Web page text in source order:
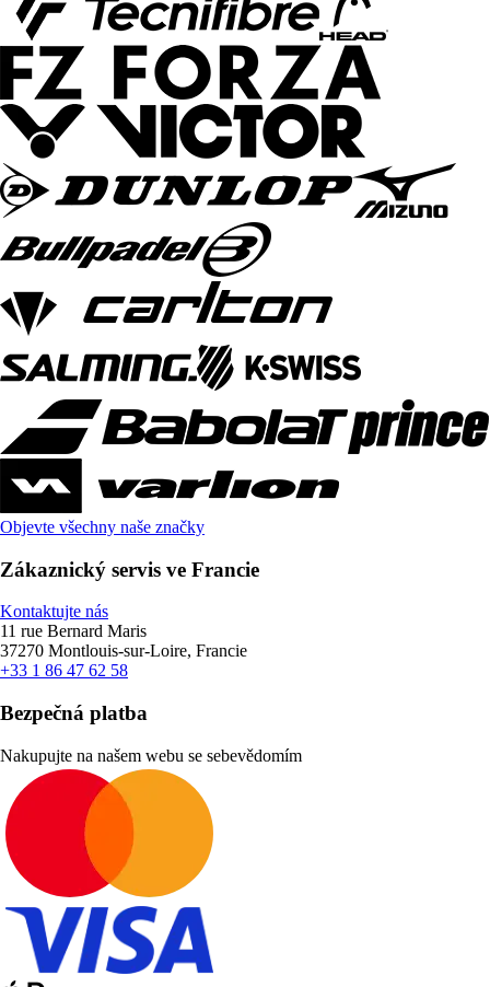
Objevte všechny naše značky
Zákaznický servis ve Francie
Kontaktujte nás
11 rue Bernard Maris
37270 Montlouis-sur-Loire, Francie
+33 1 86 47 62 58
Bezpečná platba
Nakupujte na našem webu se sebevědomím